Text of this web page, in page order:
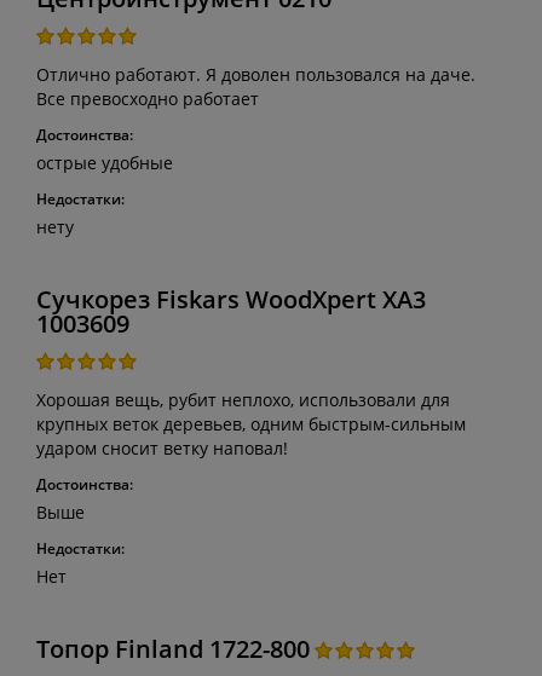
Отлично работают. Я доволен пользовался на даче.
Все превосходно работает
Достоинства:
острые удобные
Недостатки:
нету
Сучкорез Fiskars WoodXpert XA3
1003609
Хорошая вещь, рубит неплохо, использовали для
крупных веток деревьев, одним быстрым-сильным
ударом сносит ветку наповал!
Достоинства:
Выше
Недостатки:
Нет
Топор Finland 1722-800